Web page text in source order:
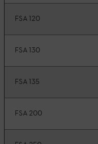
FSA 120
FSA 130
FSA 135
FSA 200